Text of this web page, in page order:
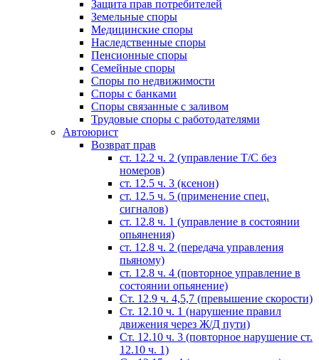
Защита прав потребителей
Земельные споры
Медицинские споры
Наследственные споры
Пенсионные споры
Семейные споры
Cпоры по недвижимости
Споры с банками
Споры связанные с заливом
Трудовые споры с работодателями
Автоюрист
Возврат прав
ст. 12.2 ч. 2 (управление Т/С без
номеров)
ст. 12.5 ч. 3 (ксенон)
ст. 12.5 ч. 5 (применение спец.
сигналов)
cт. 12.8 ч. 1 (управление в состоянии
опьянения)
ст. 12.8 ч. 2 (передача управления
пьяному)
ст. 12.8 ч. 4 (повторное управление в
состоянии опьянение)
Ст. 12.9 ч. 4,5,7 (превышение скорости)
Ст. 12.10 ч. 1 (нарушение правил
движения через Ж/Д пути)
Ст. 12.10 ч. 3 (повторное нарушение ст.
12.10 ч. 1)